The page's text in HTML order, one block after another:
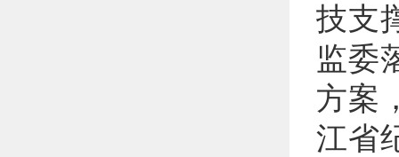
技支
监委
方案
江省